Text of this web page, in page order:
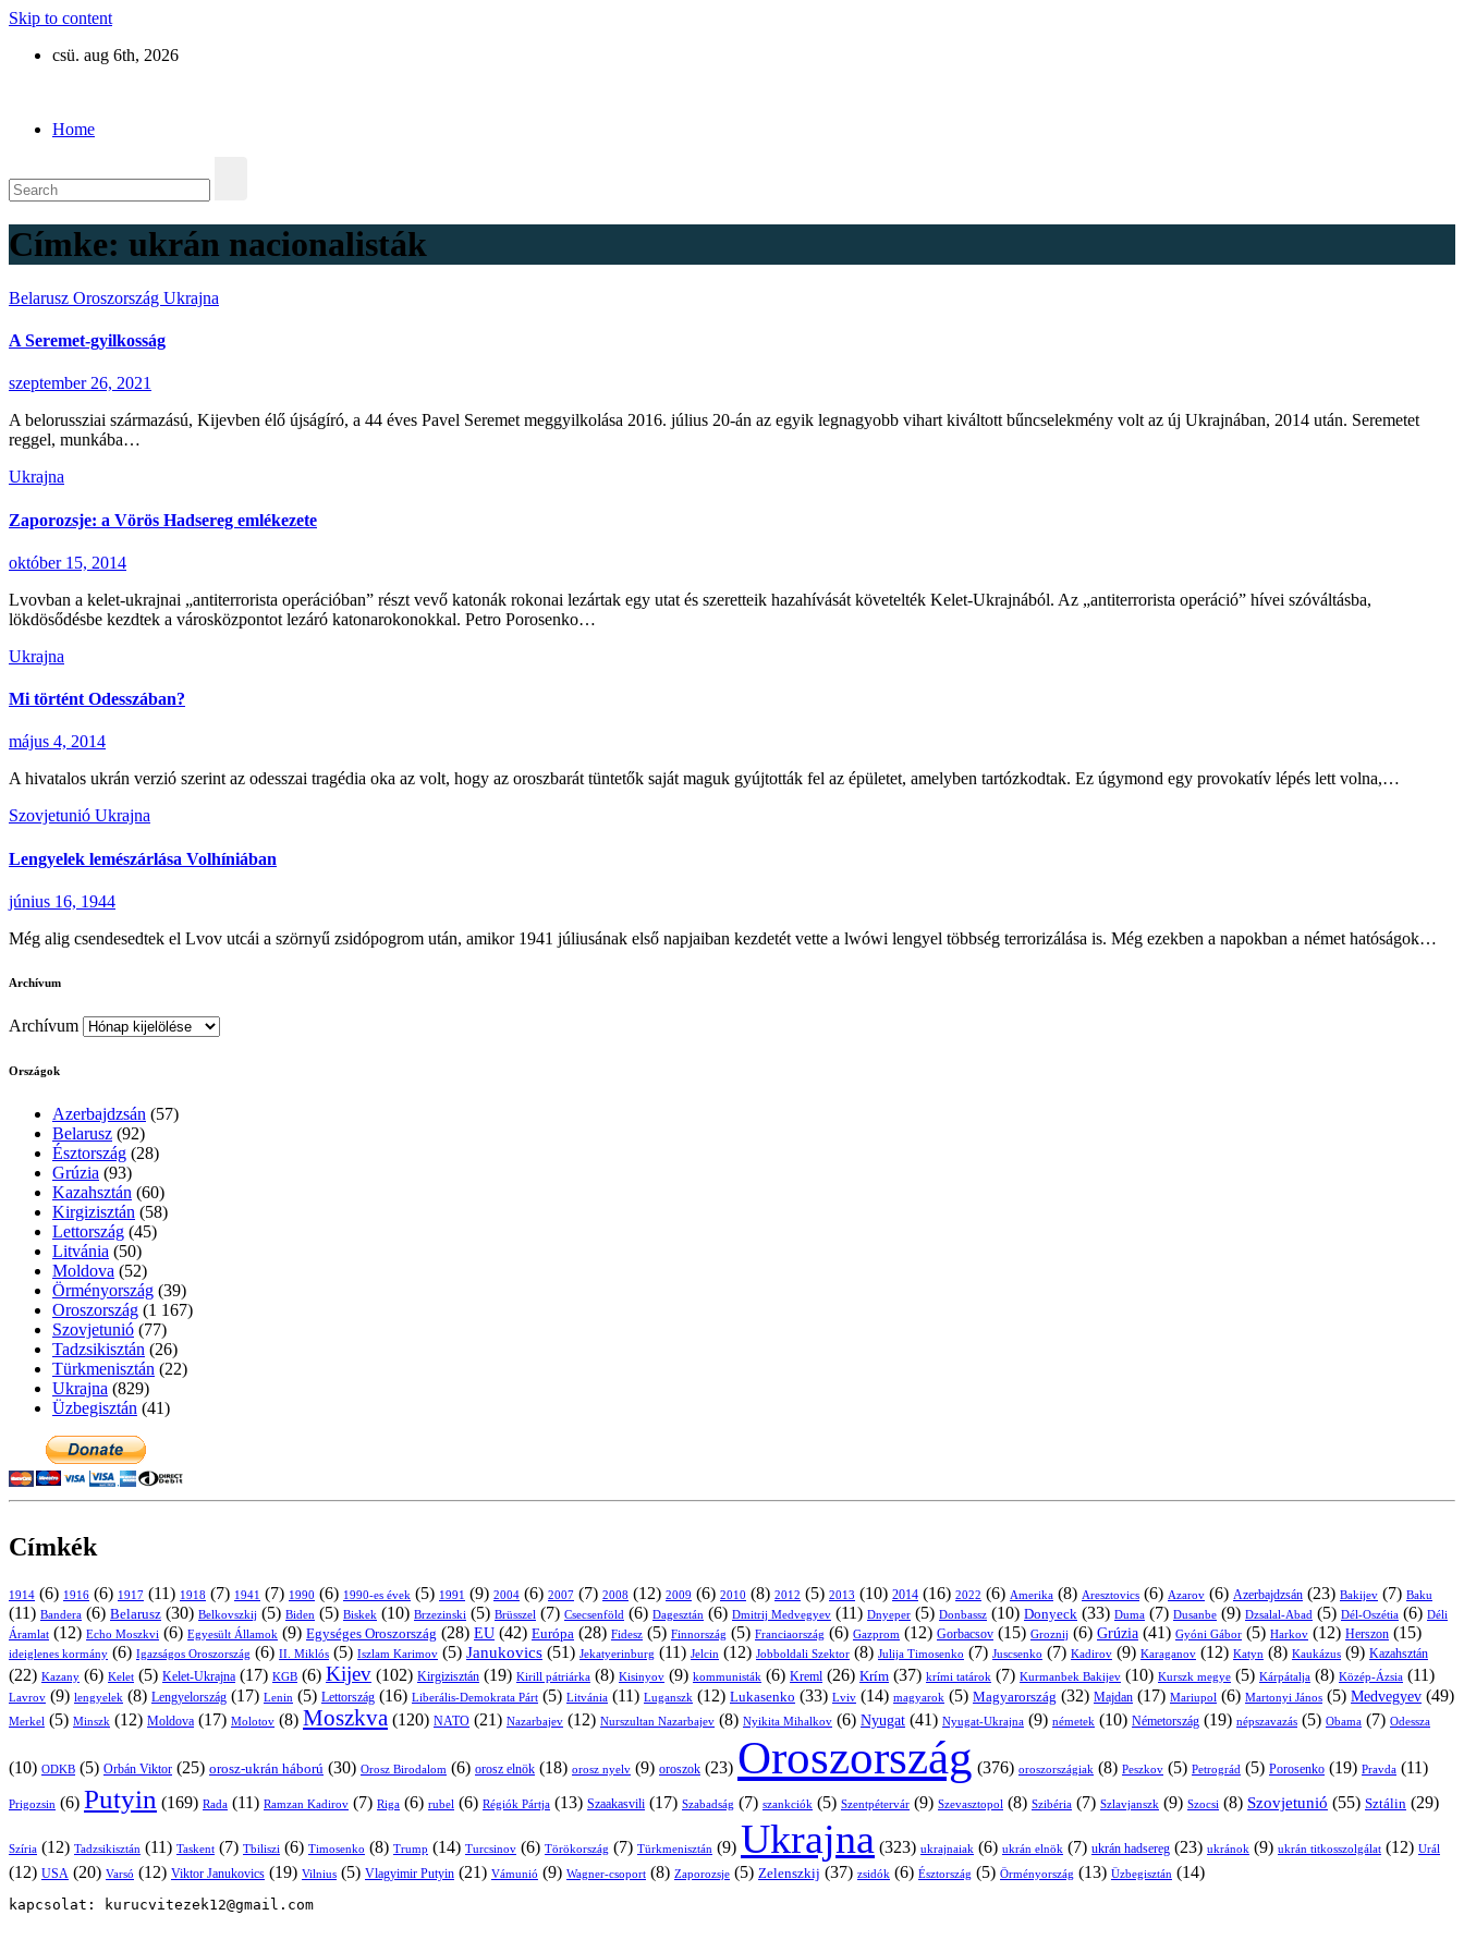
Skip to content
csü. aug 6th, 2026
Home
Címke: ukrán nacionalisták
Belarusz Oroszország Ukrajna
A Seremet-gyilkosság
szeptember 26, 2021
A belorussziai származású, Kijevben élő újságíró, a 44 éves Pavel Seremet meggyilkolása 2016. július 20-án az egyik legnagyobb vihart kiváltott bűncselekmény volt az új Ukrajnában, 2014 után. Seremetet
reggel, munkába…
Ukrajna
Zaporozsje: a Vörös Hadsereg emlékezete
október 15, 2014
Lvovban a kelet-ukrajnai „antiterrorista operációban” részt vevő katonák rokonai lezártak egy utat és szeretteik hazahívását követelték Kelet-Ukrajnából. Az „antiterrorista operáció” hívei szóváltásba,
lökdösődésbe kezdtek a városközpontot lezáró katonarokonokkal. Petro Porosenko…
Ukrajna
Mi történt Odesszában?
május 4, 2014
A hivatalos ukrán verzió szerint az odesszai tragédia oka az volt, hogy az oroszbarát tüntetők saját maguk gyújtották fel az épületet, amelyben tartózkodtak. Ez úgymond egy provokatív lépés lett volna,…
Szovjetunió Ukrajna
Lengyelek lemészárlása Volhíniában
június 16, 1944
Még alig csendesedtek el Lvov utcái a szörnyű zsidópogrom után, amikor 1941 júliusának első napjaiban kezdetét vette a lwówi lengyel többség terrorizálása is. Még ezekben a napokban a német hatóságok…
Archívum
Archívum
Országok
Azerbajdzsán (57)
Belarusz (92)
Észtország (28)
Grúzia (93)
Kazahsztán (60)
Kirgizisztán (58)
Lettország (45)
Litvánia (50)
Moldova (52)
Örményország (39)
Oroszország (1 167)
Szovjetunió (77)
Tadzsikisztán (26)
Türkmenisztán (22)
Ukrajna (829)
Üzbegisztán (41)
Címkék
1914 (6) 1916 (6) 1917 (11) 1918 (7) 1941 (7) 1990 (6) 1990-es évek (5) 1991 (9) 2004 (6) 2007 (7) 2008 (12) 2009 (6) 2010 (8) 2012 (5) 2013 (10) 2014 (16) 2022 (6) Amerika (8) Aresztovics (6) Azarov (6) Azerbajdzsán (23) Bakijev (7) Baku
(11) Bandera (6) Belarusz (30) Belkovszkij (5) Biden (5) Biskek (10) Brzezinski (5) Brüsszel (7) Csecsenföld (6) Dagesztán (6) Dmitrij Medvegyev (11) Dnyeper (5) Donbassz (10) Donyeck (33) Duma (7) Dusanbe (9) Dzsalal-Abad (5) Dél-Oszétia (6) Déli
Áramlat (12) Echo Moszkvi (6) Egyesült Államok (9) Egységes Oroszország (28) EU (42) Európa (28) Fidesz (5) Finnország (5) Franciaország (6) Gazprom (12) Gorbacsov (15) Groznij (6) Grúzia (41) Gyóni Gábor (5) Harkov (12) Herszon (15)
ideiglenes kormány (6) Igazságos Oroszország (6) II. Miklós (5) Iszlam Karimov (5) Janukovics (51) Jekatyerinburg (11) Jelcin (12) Jobboldali Szektor (8) Julija Timosenko (7) Juscsenko (7) Kadirov (9) Karaganov (12) Katyn (8) Kaukázus (9) Kazahsztán
(22) Kazany (6) Kelet (5) Kelet-Ukrajna (17) KGB (6) Kijev (102) Kirgizisztán (19) Kirill pátriárka (8) Kisinyov (9) kommunisták (6) Kreml (26) Krím (37) krími tatárok (7) Kurmanbek Bakijev (10) Kurszk megye (5) Kárpátalja (8) Közép-Ázsia (11)
Lavrov (9) lengyelek (8) Lengyelország (17) Lenin (5) Lettország (16) Liberális-Demokrata Párt (5) Litvánia (11) Luganszk (12) Lukasenko (33) Lviv (14) magyarok (5) Magyarország (32) Majdan (17) Mariupol (6) Martonyi János (5) Medvegyev (49)
Merkel (5) Minszk (12) Moldova (17) Molotov (8) Moszkva (120) NATO (21) Nazarbajev (12) Nurszultan Nazarbajev (8) Nyikita Mihalkov (6) Nyugat (41) Nyugat-Ukrajna (9) németek (10) Németország (19) népszavazás (5) Obama (7) Odessza
(10) ODKB (5) Orbán Viktor (25) orosz-ukrán háború (30) Orosz Birodalom (6) orosz elnök (18) orosz nyelv (9) oroszok (23) Oroszország (376) oroszországiak (8) Peszkov (5) Petrográd (5) Porosenko (19) Pravda (11)
Prigozsin (6) Putyin (169) Rada (11) Ramzan Kadirov (7) Riga (6) rubel (6) Régiók Pártja (13) Szaakasvili (17) Szabadság (7) szankciók (5) Szentpétervár (9) Szevasztopol (8) Szibéria (7) Szlavjanszk (9) Szocsi (8) Szovjetunió (55) Sztálin (29)
Szíria (12) Tadzsikisztán (11) Taskent (7) Tbiliszi (6) Timosenko (8) Trump (14) Turcsinov (6) Törökország (7) Türkmenisztán (9) Ukrajna (323) ukrajnaiak (6) ukrán elnök (7) ukrán hadsereg (23) ukránok (9) ukrán titkosszolgálat (12) Urál
(12) USA (20) Varsó (12) Viktor Janukovics (19) Vilnius (5) Vlagyimir Putyin (21) Vámunió (9) Wagner-csoport (8) Zaporozsje (5) Zelenszkij (37) zsidók (6) Észtország (5) Örményország (13) Üzbegisztán (14)
kapcsolat: kurucvitezek12@gmail.com